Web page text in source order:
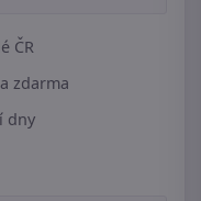
ČR
zdarma
dny